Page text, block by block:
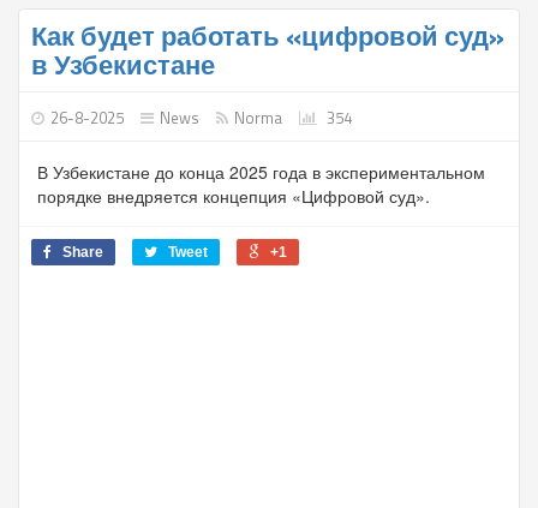
Как будет работать «цифровой суд»
в Узбекистане
26-8-2025 News Norma 354
В Узбекистане до конца 2025 года в экспериментальном
порядке внедряется концепция «Цифровой суд».
Share Tweet +1